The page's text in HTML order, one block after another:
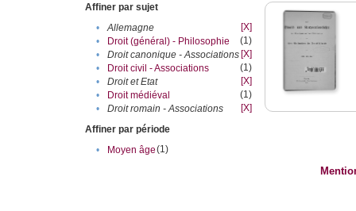
Affiner par sujet
•
Allemagne
[X]
•
Droit (général) - Philosophie
(1)
•
Droit canonique - Associations [X]
•
Droit civil - Associations
(1)
•
Droit et Etat
[X]
•
Droit médiéval
(1)
•
Droit romain - Associations
[X]
Affiner par période
•
Moyen âge(1)